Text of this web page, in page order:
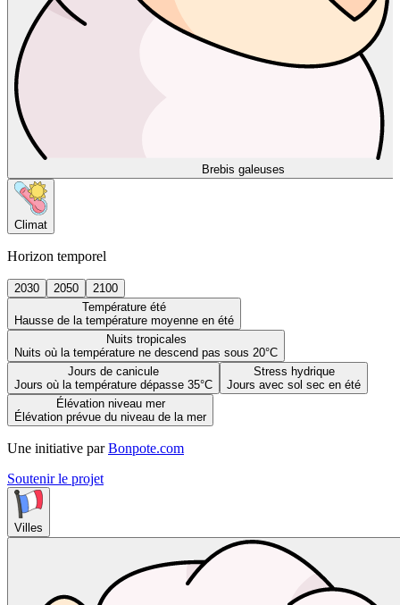
Brebis galeuses
Climat
Horizon temporel
2030 2050
2100
Température été
Hausse de la température moyenne en été
Nuits tropicales
Nuits où la température ne descend pas sous 20°C
Jours de canicule
Jours où la température dépasse 35°C
Stress hydrique
Jours avec sol sec en été
Élévation niveau mer
Élévation prévue du niveau de la mer
Une initiative par Bonpote.com
Soutenir le projet
Villes